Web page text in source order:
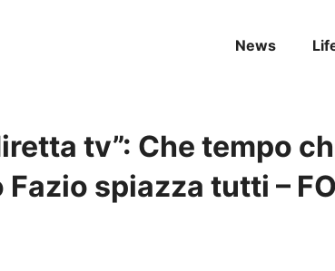
News
tv”: Che tempo
Fazio spiazza tutti –